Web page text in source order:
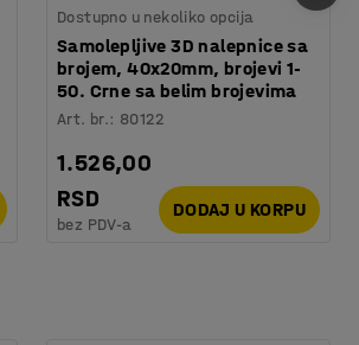
Dostupno u nekoliko opcija
Samolepljive 3D nalepnice sa
brojem, 40x20mm, brojevi 1-
50. Crne sa belim brojevima
Art. br.: 80122
1.526,00
RSD
bez PDV-a
DODAJ U KORPU